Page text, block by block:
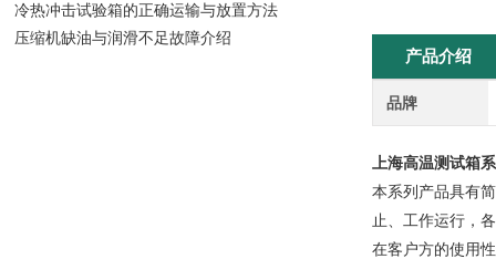
产品介绍
品牌
上海高温测试箱
本系列产品具有
止、工作运行，
在客户方的使用
冷热冲击试验箱的正确运输与放置方法
压缩机缺油与润滑不足故障介绍